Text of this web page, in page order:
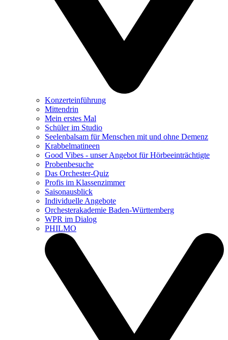
Konzerteinführung
Mittendrin
Mein erstes Mal
Schüler im Studio
Seelenbalsam für Menschen mit und ohne Demenz
Krabbelmatineen
Good Vibes - unser Angebot für Hörbeeinträchtigte
Probenbesuche
Das Orchester-Quiz
Profis im Klassenzimmer
Saisonausblick
Individuelle Angebote
Orchesterakademie Baden-Württemberg
WPR im Dialog
PHILMO